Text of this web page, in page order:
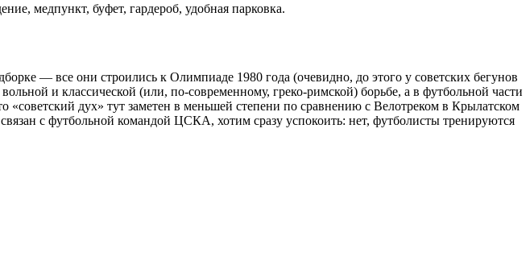
медпункт, буфет, гардероб, удобная парковка.
— все они строились к Олимпиаде 1980 года (очевидно, до этого у советских бегунов
и классической (или, по-современному, греко-римской) борьбе, а в футбольной части
дух» тут заметен в меньшей степени по сравнению с Велотреком в Крылатском
с футбольной командой ЦСКА, хотим сразу успокоить: нет, футболисты тренируются